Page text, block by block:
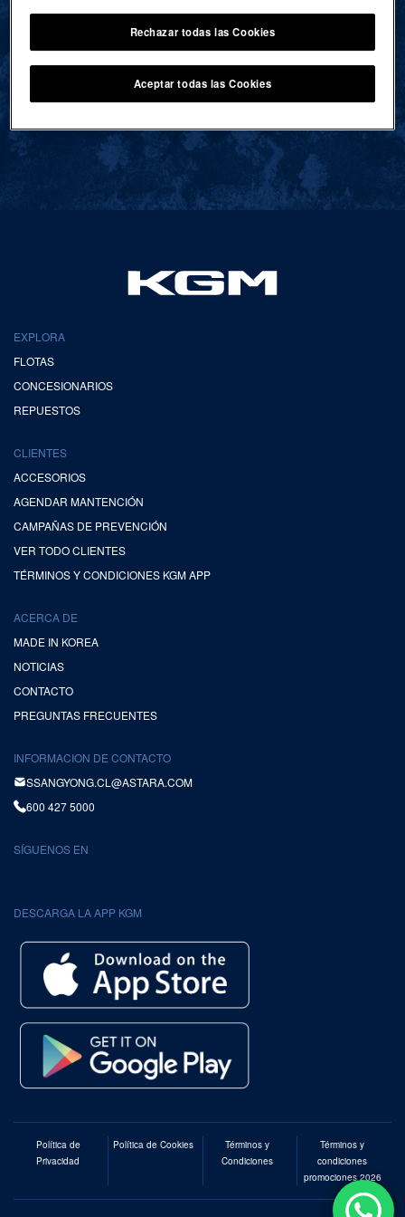
VOLVER AL INICIO
EXPLORA
FLOTAS
CONCESIONARIOS
REPUESTOS
CLIENTES
ACCESORIOS
AGENDAR MANTENCIÓN
CAMPAÑAS DE PREVENCIÓN
VER TODO CLIENTES
TÉRMINOS Y CONDICIONES KGM APP
ACERCA DE
MADE IN KOREA
NOTICIAS
CONTACTO
PREGUNTAS FRECUENTES
INFORMACION DE CONTACTO
SSANGYONG.CL@ASTARA.COM
600 427 5000
SÍGUENOS EN
DESCARGA LA APP KGM
Política de
Privacidad
Política de Cookies
Términos y
Condiciones
Términos y
condiciones
promociones 2026
Rechazar todas las Cookies
Aceptar todas las Cookies